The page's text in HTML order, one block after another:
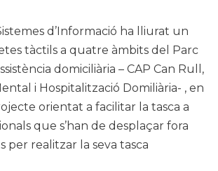
d’Informació ha lliurat un
tàctils a quatre àmbits del Parc
domiciliària – CAP Can Rull,
i Hospitalització Domiliària- , en
orientat a facilitar la tasca a
que s’han de desplaçar fora
per realitzar la seva tasca